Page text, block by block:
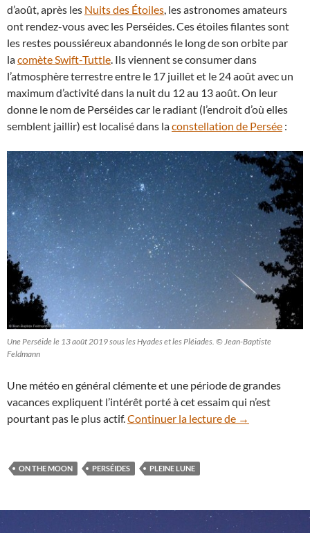
d’août, après les Nuits des Étoiles , les astronomes amateurs
ont rendez-vous avec les Perséides. Ces étoiles filantes sont
les restes poussiéreux abandonnés le long de son orbite par
lacomète Swift-Tuttle . Ils viennent se consumer dans
l’atmosphère terrestre entre le 17 juillet et le 24 août avec un
maximum d’activité dans la nuit du 12 au 13 août. On leur
donne le nom de Perséides car le radiant (l’endroit d’où elles
semblent jaillir) est localisé dans laconstellation de Persée :
Une Perséide le 13 août 2019 sous les Hyades et les Pléiades. © Jean-Baptiste
Feldmann
Une météo en général clémente et une période de grandes
vacances expliquent l’intérêt porté à cet essaim qui n’est
pourtant pas le plus actif. Continuer la lecture de Étoiles
→
ON THE MOON PERSÉIDES PLEINE LUNE